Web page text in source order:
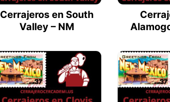
Cerrajeros en South
Valley – NM